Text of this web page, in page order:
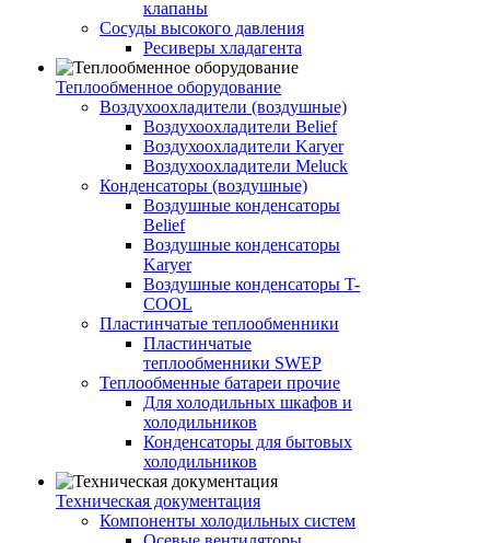
клапаны
Сосуды высокого давления
Ресиверы хладагента
Теплообменное оборудование
Воздухоохладители (воздушные)
Воздухоохладители Belief
Воздухоохладители Karyer
Воздухоохладители Meluck
Конденсаторы (воздушные)
Воздушные конденсаторы
Belief
Воздушные конденсаторы
Karyer
Воздушные конденсаторы T-
COOL
Пластинчатые теплообменники
Пластинчатые
теплообменники SWEP
Теплообменные батареи прочие
Для холодильных шкафов и
холодильников
Конденсаторы для бытовых
холодильников
Техническая документация
Компоненты холодильных систем